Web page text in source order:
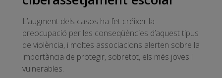
L’augment dels casos ha fet créixer la
preocupació per les conseqüències d’aquest tipus
de violència, i moltes associacions alerten sobre la
importància de protegir, sobretot, els més joves i
vulnerables.